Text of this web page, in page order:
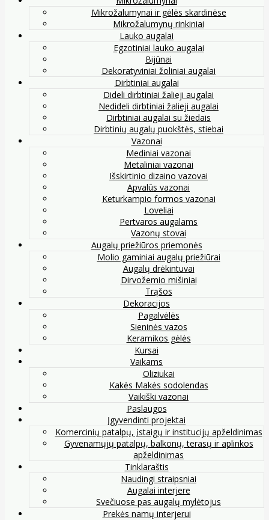
Mikrožalumynai ir gėlės skardinėse
Mikrožalumynų rinkiniai
Lauko augalai
Egzotiniai lauko augalai
Bijūnai
Dekoratyviniai žoliniai augalai
Dirbtiniai augalai
Dideli dirbtiniai žalieji augalai
Nedideli dirbtiniai žalieji augalai
Dirbtiniai augalai su žiedais
Dirbtinių augalų puokštės, stiebai
Vazonai
Mediniai vazonai
Metaliniai vazonai
Išskirtinio dizaino vazovai
Apvalūs vazonai
Keturkampio formos vazonai
Loveliai
Pertvaros augalams
Vazonų stovai
Augalų priežiūros priemonės
Molio gaminiai augalų priežiūrai
Augalų drėkintuvai
Dirvožemio mišiniai
Trąšos
Dekoracijos
Pagalvėlės
Sieninės vazos
Keramikos gėlės
Kursai
Vaikams
Oliziukai
Kakės Makės sodolendas
Vaikiški vazonai
Paslaugos
Įgyvendinti projektai
Komercinių patalpų, įstaigų ir institucijų apželdinimas
Gyvenamųjų patalpų, balkonų, terasų ir aplinkos
apželdinimas
Tinklaraštis
Naudingi straipsniai
Augalai interjere
Svečiuose pas augalų mylėtojus
Prekės namų interjerui